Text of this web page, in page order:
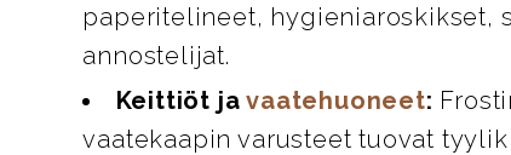
paperitelineet, hygieniaroskikset,
annostelijat.
Keittiöt javaatehuoneet:
vaatekaapin varusteet tuovat